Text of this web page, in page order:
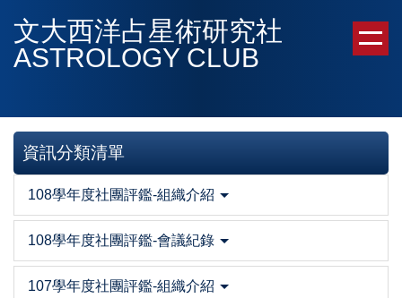
到
主
容
文大西洋占星術研究社
ASTROLOGY CLUB
資訊分類清單
108學年度社團評鑑-組織介紹
108學年度社團評鑑-會議紀錄
107學年度社團評鑑-組織介紹